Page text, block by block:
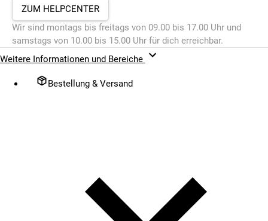
ZUM HELPCENTER
Wir sind montags bis freitags von 09.00 bis 17.00 Uhr und
samstags von 10.00 bis 15.00 Uhr für dich erreichbar.
Weitere Informationen und Bereiche
Bestellung & Versand